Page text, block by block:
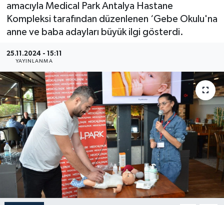
amacıyla Medical Park Antalya Hastane
Kompleksi tarafından düzenlenen ‘Gebe Okulu'na
anne ve baba adayları büyük ilgi gösterdi.
25.11.2024 - 15:11
YAYINLANMA
Gündem
Haber Kuşakları
Haberler
KANALV Spor
Kültür Sanat
Magazin
Öğle Bülteni
Son Dakika Haberleri